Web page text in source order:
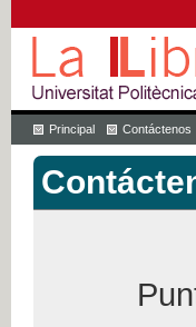
Principal Contáctenos